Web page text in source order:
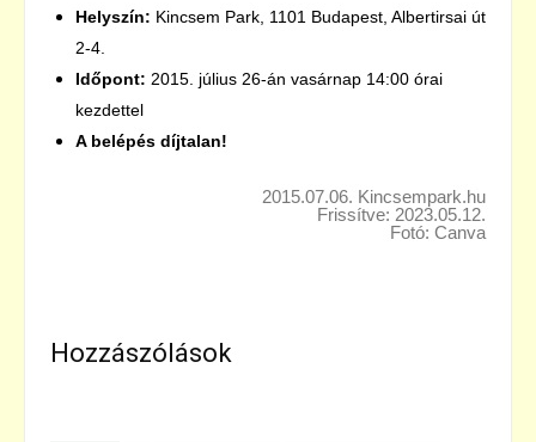
Helyszín: Kincsem Park, 1101 Budapest, Albertirsai út
2-4.
Időpont: 2015. július 26-án vasárnap 14:00 órai
kezdettel
A belépés díjtalan!
2015.07.06. Kincsempark.hu
Frissítve: 2023.05.12.
Fotó: Canva
Hozzászólások